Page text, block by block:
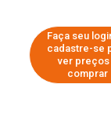
Faça seu
cadastre-se
ver preços
comprar